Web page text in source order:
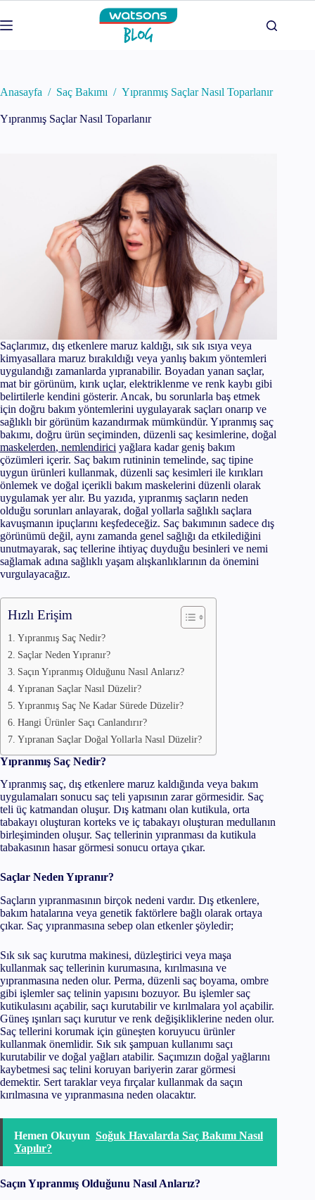
to
content
Anasayfa / Saç Bakımı / Yıpranmış Saçlar Nasıl Toparlanır
Yıpranmış Saçlar Nasıl Toparlanır
Saçlarımız, dış etkenlere maruz kaldığı, sık sık ısıya veya
kimyasallara maruz bırakıldığı veya yanlış bakım yöntemleri
uygulandığı zamanlarda yıpranabilir. Boyadan yanan saçlar,
mat bir görünüm, kırık uçlar, elektriklenme ve renk kaybı gibi
belirtilerle kendini gösterir. Ancak, bu sorunlarla baş etmek
için doğru bakım yöntemlerini uygulayarak saçları onarıp ve
sağlıklı bir görünüm kazandırmak mümkündür. Yıpranmış saç
bakımı, doğru ürün seçiminden, düzenli saç kesimlerine, doğal
maskelerden, nemlendirici yağlara kadar geniş bakım
çözümleri içerir. Saç bakım rutininin temelinde, saç tipine
uygun ürünleri kullanmak, düzenli saç kesimleri ile kırıkları
önlemek ve doğal içerikli bakım maskelerini düzenli olarak
uygulamak yer alır. Bu yazıda, yıpranmış saçların neden
olduğu sorunları anlayarak, doğal yollarla sağlıklı saçlara
kavuşmanın ipuçlarını keşfedeceğiz. Saç bakımının sadece dış
görünümü değil, aynı zamanda genel sağlığı da etkilediğini
unutmayarak, saç tellerine ihtiyaç duyduğu besinleri ve nemi
sağlamak adına sağlıklı yaşam alışkanlıklarının da önemini
vurgulayacağız.
Hızlı Erişim
Yıpranmış Saç Nedir?
Saçlar Neden Yıpranır?
Saçın Yıpranmış Olduğunu Nasıl Anlarız?
Yıpranan Saçlar Nasıl Düzelir?
Yıpranmış Saç Ne Kadar Sürede Düzelir?
Hangi Ürünler Saçı Canlandırır?
Yıpranan Saçlar Doğal Yollarla Nasıl Düzelir?
Yıpranmış Saç Nedir?
Yıpranmış saç, dış etkenlere maruz kaldığında veya bakım
uygulamaları sonucu saç teli yapısının zarar görmesidir. Saç
teli üç katmandan oluşur. Dış katmanı olan kutikula, orta
tabakayı oluşturan korteks ve iç tabakayı oluşturan medullanın
birleşiminden oluşur. Saç tellerinin yıpranması da kutikula
tabakasının hasar görmesi sonucu ortaya çıkar.
Saçlar Neden Yıpranır?
Saçların yıpranmasının birçok nedeni vardır. Dış etkenlere,
bakım hatalarına veya genetik faktörlere bağlı olarak ortaya
çıkar. Saç yıpranmasına sebep olan etkenler şöyledir;
Sık sık saç kurutma makinesi, düzleştirici veya maşa
kullanmak saç tellerinin kurumasına, kırılmasına ve
yıpranmasına neden olur. Perma, düzenli saç boyama, ombre
gibi işlemler saç telinin yapısını bozuyor. Bu işlemler saç
kutikulasını açabilir, saçı kurutabilir ve kırılmalara yol açabilir.
Güneş ışınları saçı kurutur ve renk değişikliklerine neden olur.
Saç tellerini korumak için güneşten koruyucu ürünler
kullanmak önemlidir. Sık sık şampuan kullanımı saçı
kurutabilir ve doğal yağları atabilir. Saçımızın doğal yağlarını
kaybetmesi saç telini koruyan bariyerin zarar görmesi
demektir. Sert taraklar veya fırçalar kullanmak da saçın
kırılmasına ve yıpranmasına neden olacaktır.
Hemen Okuyun Soğuk Havalarda Saç Bakımı Nasıl
Yapılır?
Saçın Yıpranmış Olduğunu Nasıl Anlarız?